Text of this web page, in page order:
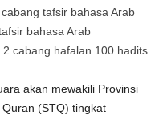
tafsir bahasa Arab
bahasa Arab
cabang hafalan 100 hadits
akan mewakili Provinsi
(STQ) tingkat